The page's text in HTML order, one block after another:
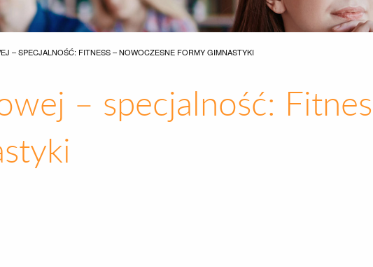
– SPECJALNOŚĆ: FITNESS – NOWOCZESNE FORMY GIMNASTYKI
– specjalność: